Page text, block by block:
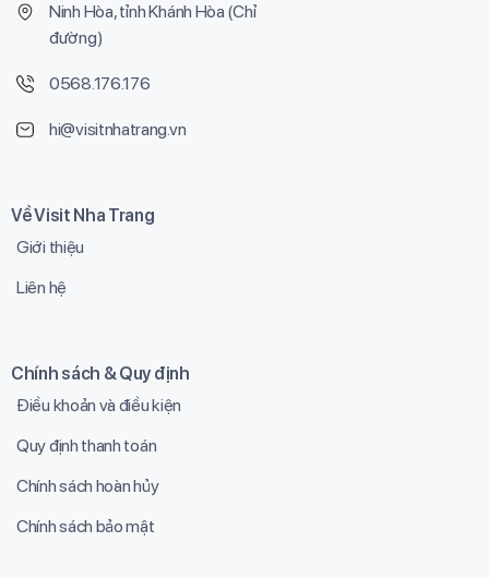
Ninh Hòa, tỉnh Khánh Hòa (Chỉ
đường)
0568.176.176
hi@visitnhatrang.vn
Về Visit Nha Trang
Giới thiệu
Liên hệ
Chính sách & Quy định
Điều khoản và điều kiện
Quy định thanh toán
Chính sách hoàn hủy
Chính sách bảo mật